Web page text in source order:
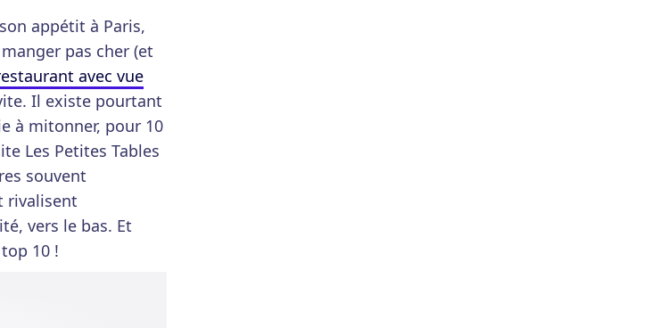
appétit à Paris,
pas cher (et
avec vue
Il existe pourtant
à mitonner, pour 10
Les Petites Tables
souvent
rivalisent
vers le bas. Et
10 !